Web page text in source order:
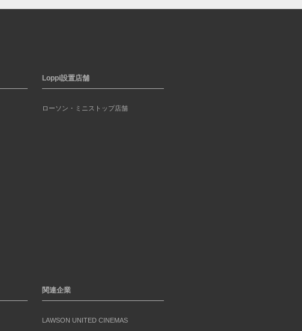
Loppi設置店舗
ローソン・ミニストップ店舗
関連企業
LAWSON UNITED CINEMAS